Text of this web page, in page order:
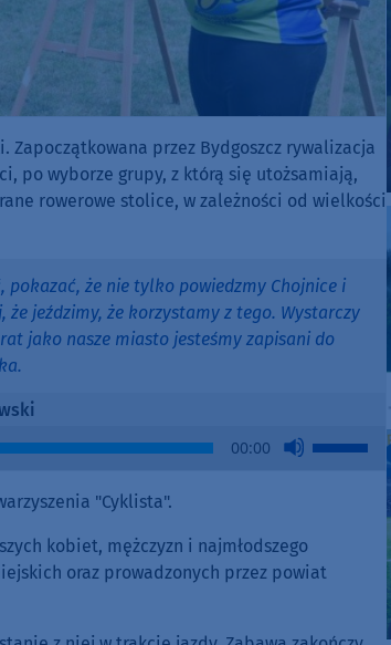
Zapoczątkowana przez Bydgoszcz rywalizacja
po wyborze grupy, z którą się utożsamiają,
rowerowe stolice, w zależności od wielkości
pokazać, że nie tylko powiedzmy Chojnice i
jeździmy, że korzystamy z tego. Wystarczy
jako nasze miasto jesteśmy zapisani do
00:00
Use
Up/Down
increase
"Cyklista".
kobiet, mężczyzn i najmłodszego
oraz prowadzonych przez powiat